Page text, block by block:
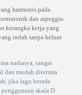
harmonis pada
dan arpeggio
kerangka kerja yang
indah tanpa keluar
nadanya, sangat
dan mudah diterima
jika lagu berada
skala D